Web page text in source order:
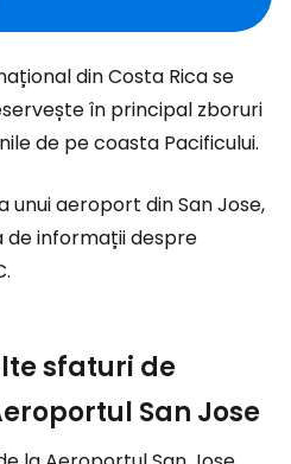
din Costa Rica se
în principal zboruri
de pe coasta Pacificului.
aeroport din San Jose,
de informații despre
sfaturi de
San Jose